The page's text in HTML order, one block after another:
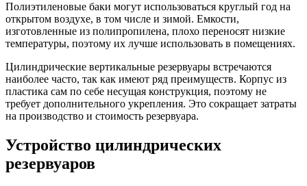
Полиэтиленовые баки могут использоваться круглый год на
открытом воздухе, в том числе и зимой. Емкости,
изготовленные из полипропилена, плохо переносят низкие
температуры, поэтому их лучше использовать в помещениях.
Цилиндрические вертикальные резервуары встречаются
наиболее часто, так как имеют ряд преимуществ. Корпус из
пластика сам по себе несущая конструкция, поэтому не
требует дополнительного укрепления. Это сокращает затраты
на производство и стоимость резервуара.
Устройство цилиндрических
резервуаров